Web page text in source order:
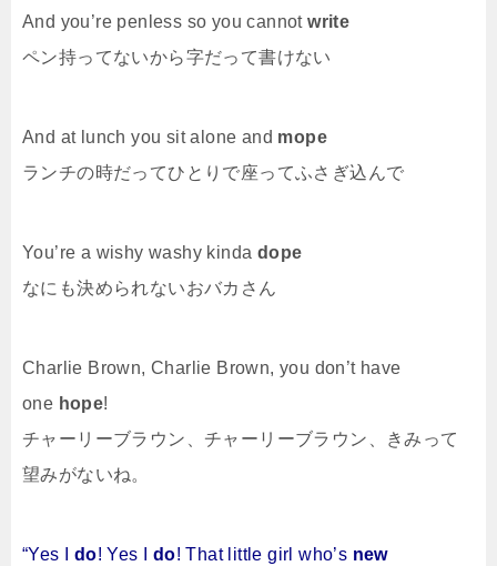
And you’re penless so you cannot write
ペン持ってないから字だって書けない
And at lunch you sit alone and mope
ランチの時だってひとりで座ってふさぎ込んで
You’re a wishy washy kinda dope
なにも決められないおバカさん
Charlie Brown, Charlie Brown, you don’t have
one hope!
チャーリーブラウン、チャーリーブラウン、きみって
望みがないね。
“Yes I do! Yes I do! That little girl who’s new